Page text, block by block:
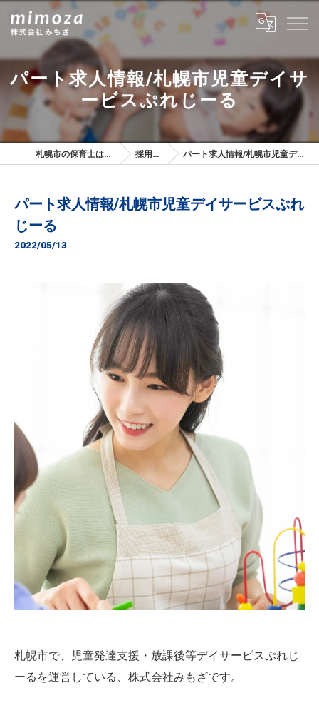
パート求人情報/札幌市児童デイサ
ービスぷれじーる
札幌市の保育士は株式会社みもざ 採用ブログ パート求人情報/札幌市児童デイサービスぷれじーる
パート求人情報/札幌市児童デイサービスぷれ
じーる
2022/05/13
札幌市で、児童発達支援・放課後等デイサービスぷれじ
ーるを運営している、株式会社みもざです。